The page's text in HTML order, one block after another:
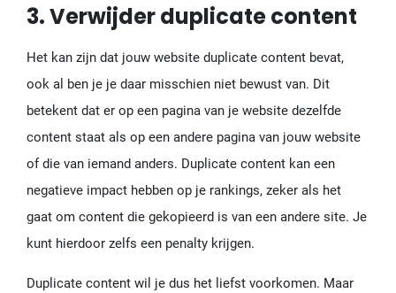
3. Verwijder duplicate content
Het kan zijn dat jouw website duplicate content bevat,
ook al ben je je daar misschien niet bewust van. Dit
betekent dat er op een pagina van je website dezelfde
content staat als op een andere pagina van jouw website
of die van iemand anders. Duplicate content kan een
negatieve impact hebben op je rankings, zeker als het
gaat om content die gekopieerd is van een andere site. Je
kunt hierdoor zelfs een penalty krijgen.
Duplicate content wil je dus het liefst voorkomen. Maar